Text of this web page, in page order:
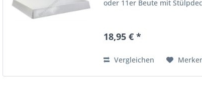
oder 11er Beute mit
18,95 € *
Vergleichen